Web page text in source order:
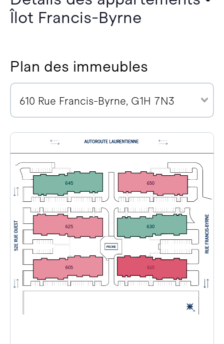
Îlot Francis-Byrne
Plan des immeubles
610 Rue Francis-Byrne, G1H 7N3